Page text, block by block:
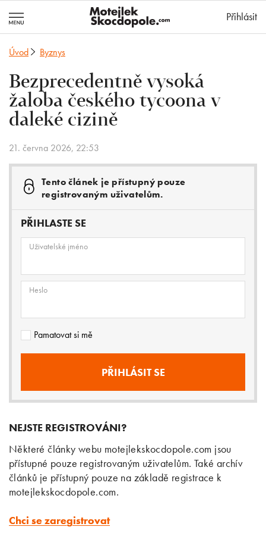
Přihlásit
Úvod Byznys
Bezprecedentně vysoká
žaloba českého tycoona v
daleké cizině
21. června 2026, 22:53
Tento článek je přístupný pouze
registrovaným uživatelům.
PŘIHLASTE SE
Uživatelské jméno
Heslo
Pamatovat si mě
NEJSTE REGISTROVÁNI?
Některé články webu motejlekskocdopole.com jsou
přístupné pouze registrovaným uživatelům. Také archív
článků je přístupný pouze na základě registrace k
motejlekskocdopole.com.
Chci se zaregistrovat